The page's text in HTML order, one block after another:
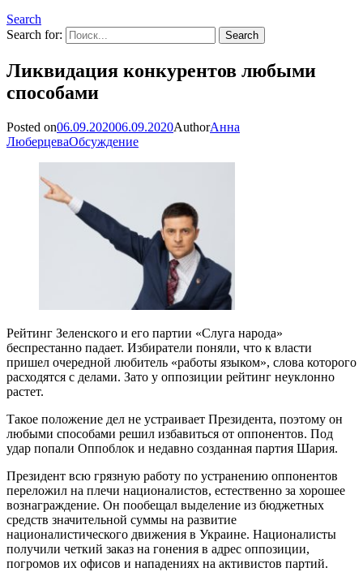
Search
Search for:
Ликвидация конкурентов любыми
способами
Posted on06.09.202006.09.2020AuthorАнна
ЛюберцеваОбсуждение
Рейтинг Зеленского и его партии «Слуга народа»
беспрестанно падает. Избиратели поняли, что к власти
пришел очередной любитель «работы языком», слова которого
расходятся с делами. Зато у оппозиции рейтинг неуклонно
растет.
Такое положение дел не устраивает Президента, поэтому он
любыми способами решил избавиться от оппонентов. Под
удар попали Оппоблок и недавно созданная партия Шария.
Президент всю грязную работу по устранению оппонентов
переложил на плечи националистов, естественно за хорошее
вознаграждение. Он пообещал выделение из бюджетных
средств значительной суммы на развитие
националистического движения в Украине. Националисты
получили четкий заказ на гонения в адрес оппозиции,
погромов их офисов и нападениях на активистов партий.